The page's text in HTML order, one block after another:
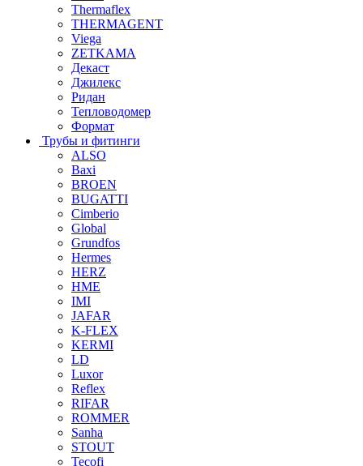
Thermaflex
THERMAGENT
Viega
ZETKAMA
Декаст
Джилекс
Ридан
Тепловодомер
Формат
Трубы и фитинги
ALSO
Baxi
BROEN
BUGATTI
Cimberio
Global
Grundfos
Hermes
HERZ
HME
IMI
JAFAR
K-FLEX
KERMI
LD
Luxor
Reflex
RIFAR
ROMMER
Sanha
STOUT
Tecofi